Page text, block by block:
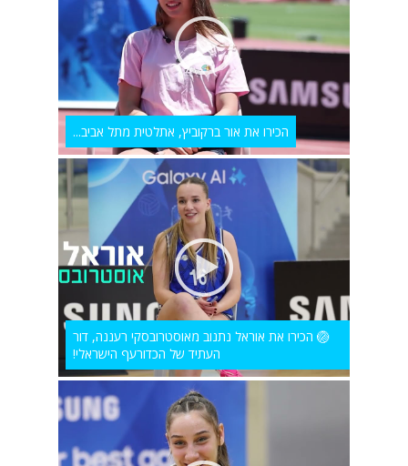
הכירו את אור ברקוביץ, אתלטית מתל אביב...
🏐 הכירו את אוראל נתנוב מאוסטרובסקי רעננה, דור
העתיד של הכדורעף הישראלי!